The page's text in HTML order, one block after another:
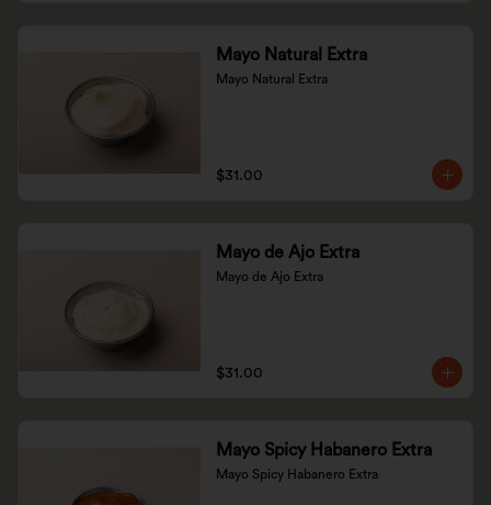
Mayo Natural Extra
Mayo Natural Extra
$31.00
Mayo de Ajo Extra
Mayo de Ajo Extra
$31.00
Mayo Spicy Habanero Extra
Mayo Spicy Habanero Extra